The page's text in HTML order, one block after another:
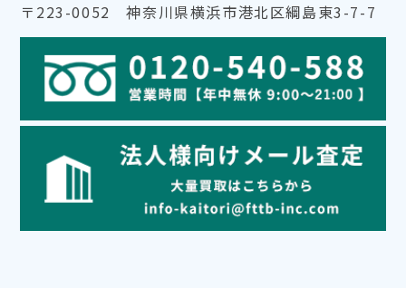
〒223-0052 神奈川県横浜市港北区綱島東3-7-7